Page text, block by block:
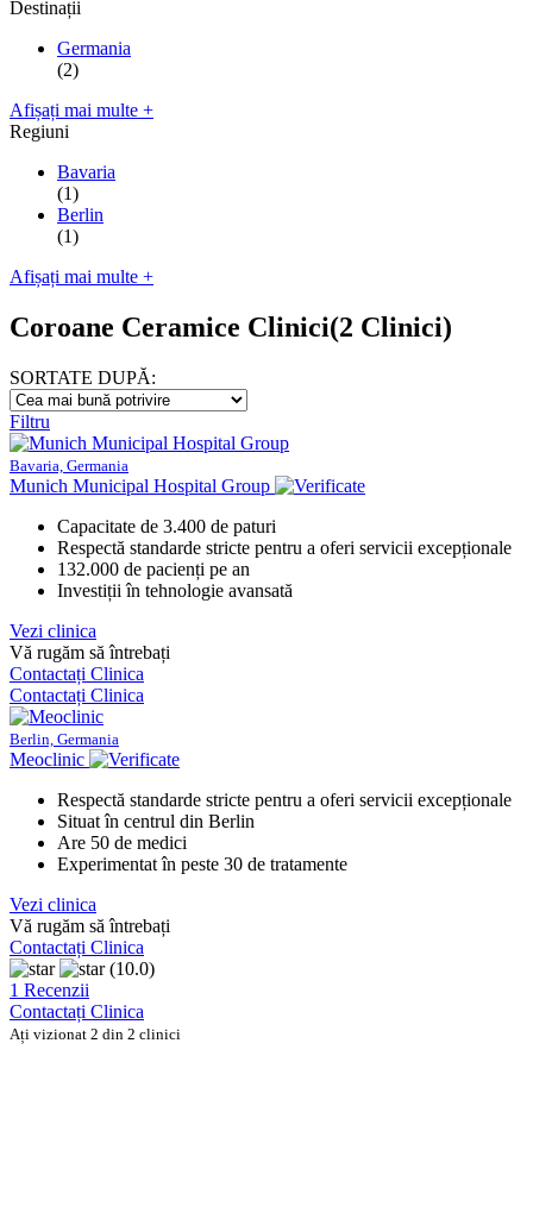
Destinații
Germania
(2)
Afișați mai multe +
Regiuni
Bavaria
(1)
Berlin
(1)
Afișați mai multe +
Coroane Ceramice Clinici(2 Clinici)
SORTATE DUPĂ:
Filtru
Bavaria, Germania
Munich Municipal Hospital Group
Capacitate de 3.400 de paturi
Respectă standarde stricte pentru a oferi servicii excepționale
132.000 de pacienți pe an
Investiții în tehnologie avansată
Vezi clinica
Vă rugăm să întrebați
Contactați Clinica
Contactați Clinica
Berlin, Germania
Meoclinic
Respectă standarde stricte pentru a oferi servicii excepționale
Situat în centrul din Berlin
Are 50 de medici
Experimentat în peste 30 de tratamente
Vezi clinica
Vă rugăm să întrebați
Contactați Clinica
(10.0)
1 Recenzii
Contactați Clinica
Ați vizionat 2 din 2 clinici